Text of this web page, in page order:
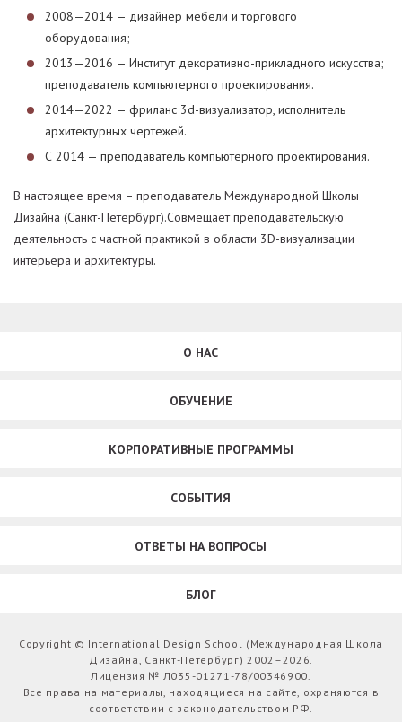
2008—2014 — дизайнер мебели и торгового
оборудования;
2013—2016 — Институт декоративно-прикладного искусства;
преподаватель компьютерного проектирования.
2014—2022 — фриланс 3d-визуализатор, исполнитель
архитектурных чертежей.
С 2014 — преподаватель компьютерного проектирования.
В настоящее время – преподаватель Международной Школы
Дизайна (Санкт-Петербург).Совмещает преподавательскую
деятельность с частной практикой в области 3D-визуализации
интерьера и архитектуры.
О НАС
ОБУЧЕНИЕ
КОРПОРАТИВНЫЕ ПРОГРАММЫ
СОБЫТИЯ
ОТВЕТЫ НА ВОПРОСЫ
БЛОГ
Copyright © International Design School (Международная Школа
Дизайна, Санкт-Петербург) 2002–2026.
Лицензия № Л035-01271-78/00346900.
Все права на материалы, находящиеся на сайте, охраняются в
соответствии с законодательством РФ.